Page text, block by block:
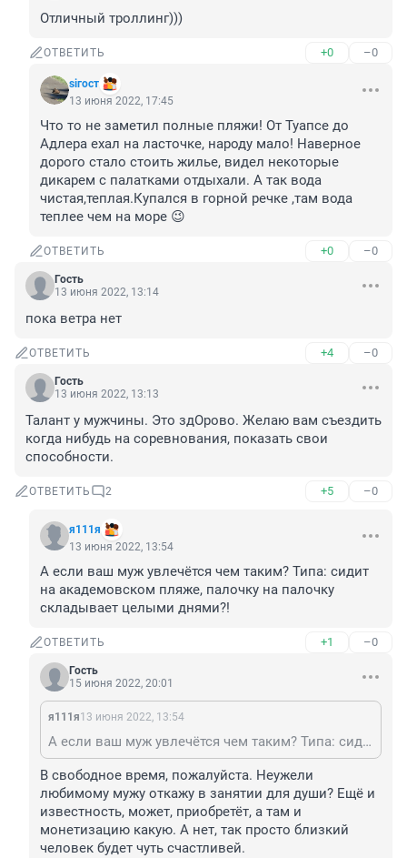
Отличный троллинг)))
ОТВЕТИТЬ +0 –0
siгост
13 июня 2022, 17:45
Что то не заметил полные пляжи! От Туапсе до
Адлера ехал на ласточке, народу мало! Наверное
дорого стало стоить жилье, видел некоторые
дикарем с палатками отдыхали. А так вода
чистая,теплая.Купался в горной речке ,там вода
теплее чем на море 😉
ОТВЕТИТЬ +0 –0
Гость
13 июня 2022, 13:14
пока ветра нет
ОТВЕТИТЬ +4 –0
Гость
13 июня 2022, 13:13
Талант у мужчины. Это здОрово. Желаю вам съездить
когда нибудь на соревнования, показать свои
способности.
ОТВЕТИТЬ 2 +5 –0
я111я
13 июня 2022, 13:54
А если ваш муж увлечётся чем таким? Типа: сидит
на академовском пляже, палочку на палочку
складывает целыми днями?!
ОТВЕТИТЬ +1 –0
Гость
15 июня 2022, 20:01
я111я13 июня 2022, 13:54
А если ваш муж увлечётся чем таким? Типа: сидит на академовском пляже, палочку на палочку складывает целыми днями?!
В свободное время, пожалуйста. Неужели
любимому мужу откажу в занятии для души? Ещё и
известность, может, приобретёт, а там и
монетизацию какую. А нет, так просто близкий
человек будет чуть счастливей.